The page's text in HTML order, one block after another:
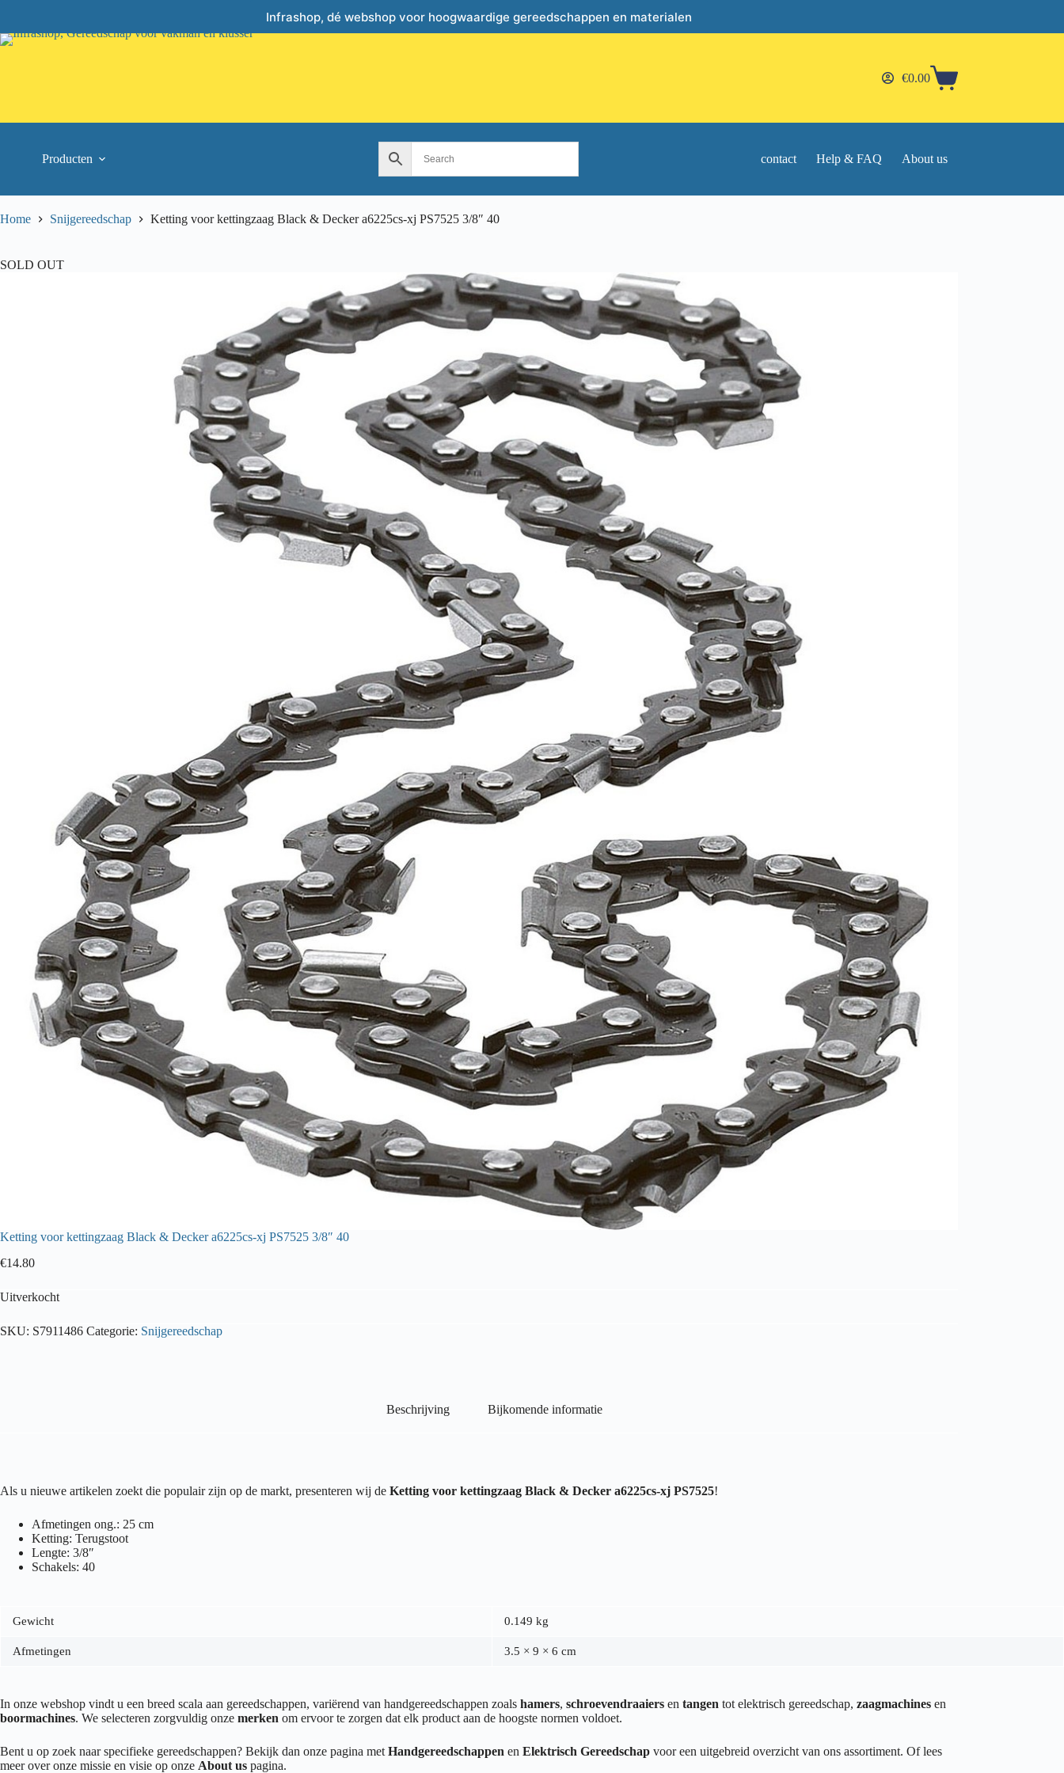
content
Infrashop, dé webshop voor hoogwaardige gereedschappen en materialen
Shopping
€0.00
Producten contact Help & FAQ About us
Home Snijgereedschap Ketting voor kettingzaag Black & Decker a6225cs-xj PS7525 3/8″ 40
SOLD OUT
Ketting voor kettingzaag Black & Decker a6225cs-xj PS7525 3/8″ 40
€14.80
Uitverkocht
SKU: S7911486 Categorie: Snijgereedschap
Beschrijving Bijkomende informatie
Als u nieuwe artikelen zoekt die populair zijn op de markt, presenteren wij de Ketting voor kettingzaag Black & Decker a6225cs-xj PS7525!
Afmetingen ong.: 25 cm
Ketting: Terugstoot
Lengte: 3/8″
Schakels: 40
Gewicht 0.149 kg
Afmetingen 3.5 × 9 × 6 cm
In onze webshop vindt u een breed scala aan gereedschappen, variërend van handgereedschappen zoals hamers, schroevendraaiers en tangen tot elektrisch gereedschap, zaagmachines en
boormachines. We selecteren zorgvuldig onze merken om ervoor te zorgen dat elk product aan de hoogste normen voldoet.
Bent u op zoek naar specifieke gereedschappen? Bekijk dan onze pagina met Handgereedschappen en Elektrisch Gereedschap voor een uitgebreid overzicht van ons assortiment. Of lees
meer over onze missie en visie op onze About us pagina.